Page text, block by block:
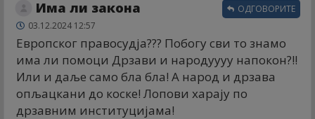
Има ли закона
03.12.2024 12:57
Европског правосудја??? Побогу сви то знамо
има ли помоци Дрзави и народуууу напокон?!!
Или и даље само бла бла! А народ и дрзава
опљацкани до коске! Лопови харају по
дрзавним институцијама!
ОДГОВОРИТЕ